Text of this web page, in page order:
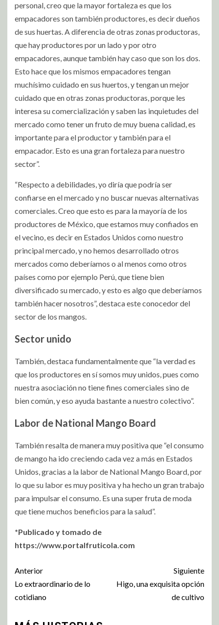
personal, creo que la mayor fortaleza es que los
empacadores son también productores, es decir dueños
de sus huertas. A diferencia de otras zonas productoras,
que hay productores por un lado y por otro
empacadores, aunque también hay caso que son los dos.
Esto hace que los mismos empacadores tengan
muchísimo cuidado en sus huertos, y tengan un mejor
cuidado que en otras zonas productoras, porque les
interesa su comercialización y saben las inquietudes del
mercado como tener un fruto de muy buena calidad, es
importante para el productor y también para el
empacador. Esto es una gran fortaleza para nuestro
sector”.
“Respecto a debilidades, yo diría que podría ser
confiarse en el mercado y no buscar nuevas alternativas
comerciales. Creo que esto es para la mayoría de los
productores de México, que estamos muy confiados en
el vecino, es decir en Estados Unidos como nuestro
principal mercado, y no hemos desarrollado otros
mercados como deberíamos o al menos como otros
países como por ejemplo Perú, que tiene bien
diversificado su mercado, y esto es algo que deberíamos
también hacer nosotros”, destaca este conocedor del
sector de los mangos.
Sector unido
También, destaca fundamentalmente que “la verdad es
que los productores en sí somos muy unidos, pues como
nuestra asociación no tiene fines comerciales sino de
bien común, y eso ayuda bastante a nuestro colectivo”.
Labor de National Mango Board
También resalta de manera muy positiva que “el consumo
de mango ha ido creciendo cada vez a más en Estados
Unidos, gracias a la labor de National Mango Board, por
lo que su labor es muy positiva y ha hecho un gran trabajo
para impulsar el consumo. Es una super fruta de moda
que tiene muchos beneficios para la salud”.
*Publicado y tomado de
https://www.portalfruticola.com
Anterior
Lo extraordinario de lo
cotidiano
Siguiente
Higo, una exquisita opción
de cultivo